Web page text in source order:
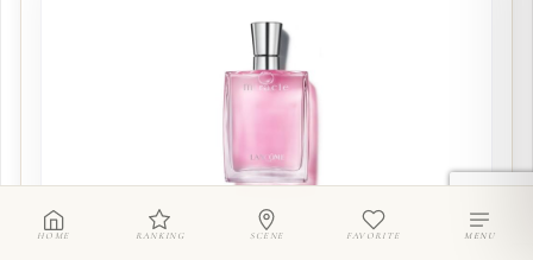
HOME RANKING SCENE FAVORITE MENU